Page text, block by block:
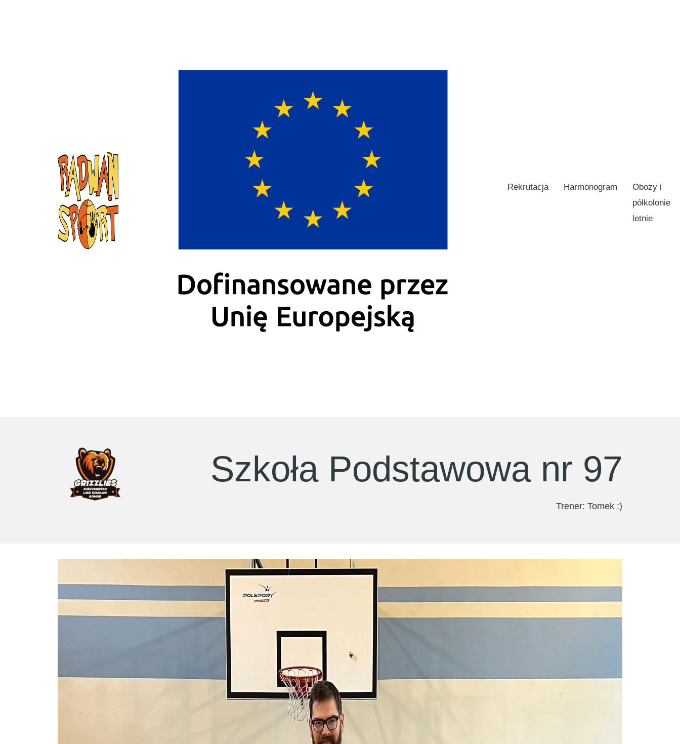
Rekrutacja Harmonogram
Obozy i
półkolonie
letnie
Szkoła Podstawowa nr 97
Trener: Tomek :)